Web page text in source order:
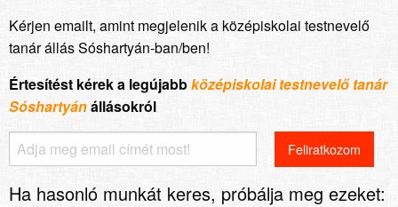
Kérjen emailt, amint megjelenik a középiskolai testnevelő
tanár állás Sóshartyán-ban/ben!
Értesítést kérek a legújabbközépiskolai testnevelő tanár
Sóshartyánállásokról
Ha hasonló munkát keres, próbálja meg ezeket: